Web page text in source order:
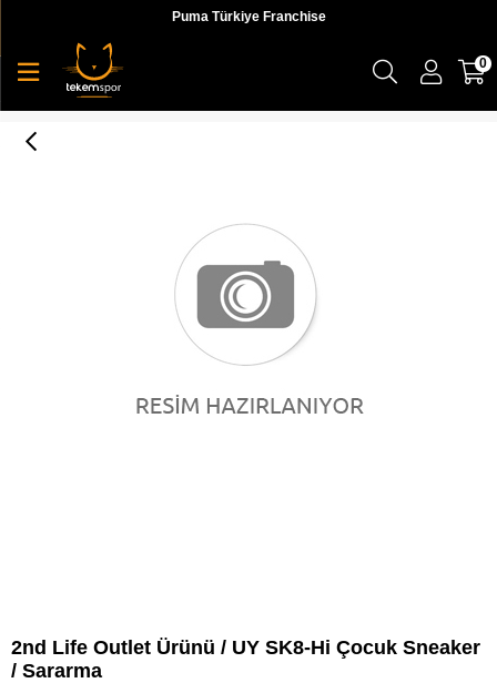
Puma Türkiye Franchise
0
2nd Life Outlet Ürünü / UY SK8-Hi Çocuk Sneaker
/ Sararma